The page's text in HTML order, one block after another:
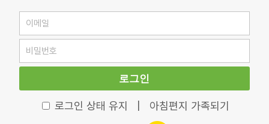
로그인
로그인 상태 유지 아침편지 가족되기